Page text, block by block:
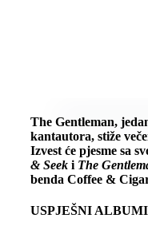
The Gentleman,
kantautora, stiže
Izvest će pjesme sa
& Seeki The
benda Coffee &
USPJEŠNI ALBUMI